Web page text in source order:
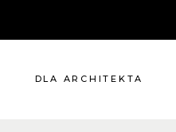
DLA ARCHITEKTA